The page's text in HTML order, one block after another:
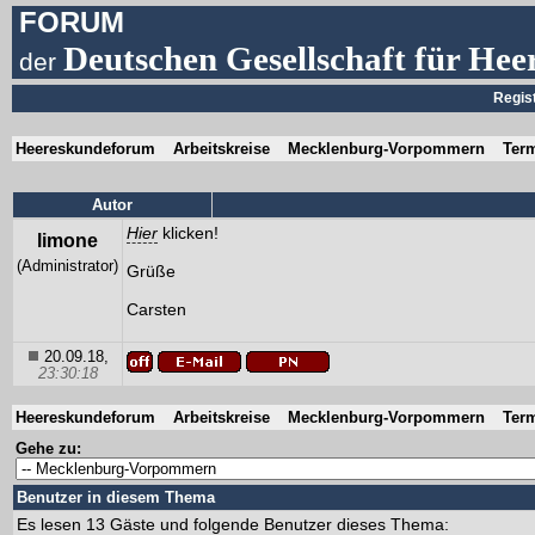
FORUM
derDeutschen Gesellschaft für
Heereskundeforum Arbeitskreise Mecklenburg-Vorpommern
Autor
limone
(Administrator)
Hier klicken!
Grüße
Carsten
20.09.18,
23:30:18
Heereskundeforum Arbeitskreise Mecklenburg-Vorpommern
Gehe zu:
Benutzer in diesem Thema
Es lesen 13 Gäste und folgende Benutzer dieses Thema: